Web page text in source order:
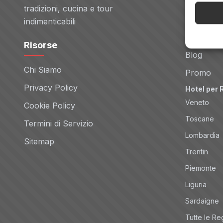
tradizioni, cucina e tour
indimenticabili
Risorse
Chi Siamo
Privacy Policy
Cookie Policy
Termini di Servizio
Sitemap
Blog
Promo
Hotel per
Veneto
Toscane
Lombardia
Trentin
Piemonte
Liguria
Sardaigne
Tutte le